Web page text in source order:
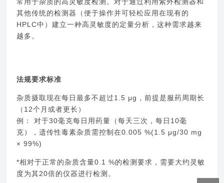
其他传统的检测器（便于操作并可轻松应用在现有的
HPLC中）建立一种高灵敏度的定量分析，这种需求越来
越多。
法规要求标准
杂质摄取现在每日最多不超过1.5 μg，前提是服药周期长
（12个月或者更长）
例： 对于30毫克每日用药量（每天三次，每日10毫
克），遗传性毒素杂质需控制在0.005 %(1.5 μg/30 mg
× 99%)
*相对于正常的杂质含量0.1 %的检测要求，需要大约灵敏
度为其20倍的仪器进行检测。